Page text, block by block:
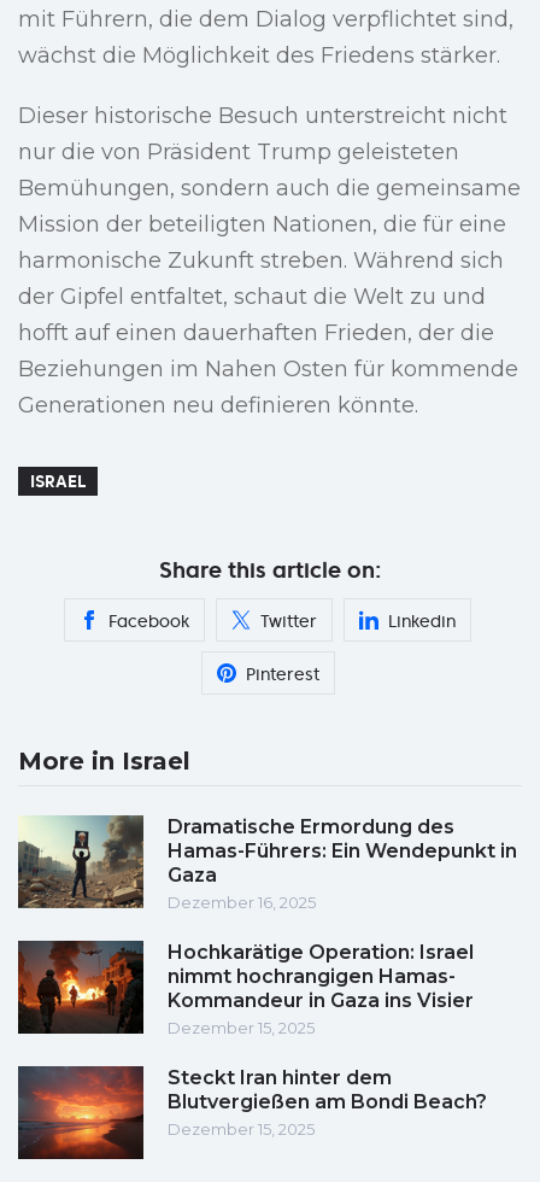
mit Führern, die dem Dialog verpflichtet sind,
wächst die Möglichkeit des Friedens stärker.
Dieser historische Besuch unterstreicht nicht
nur die von Präsident Trump geleisteten
Bemühungen, sondern auch die gemeinsame
Mission der beteiligten Nationen, die für eine
harmonische Zukunft streben. Während sich
der Gipfel entfaltet, schaut die Welt zu und
hofft auf einen dauerhaften Frieden, der die
Beziehungen im Nahen Osten für kommende
Generationen neu definieren könnte.
ISRAEL
Share this article on:
Facebook Twitter Linkedin
Pinterest
More in Israel
Dramatische Ermordung des
Hamas-Führers: Ein Wendepunkt in
Gaza
Dezember 16, 2025
Hochkarätige Operation: Israel
nimmt hochrangigen Hamas-
Kommandeur in Gaza ins Visier
Dezember 15, 2025
Steckt Iran hinter dem
Blutvergießen am Bondi Beach?
Dezember 15, 2025